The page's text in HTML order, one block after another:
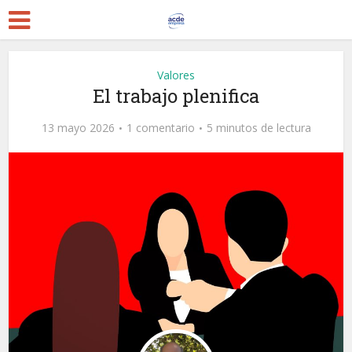
Valores
El trabajo plenifica
13 mayo 2026 1 comentario 5 minutos de lectura